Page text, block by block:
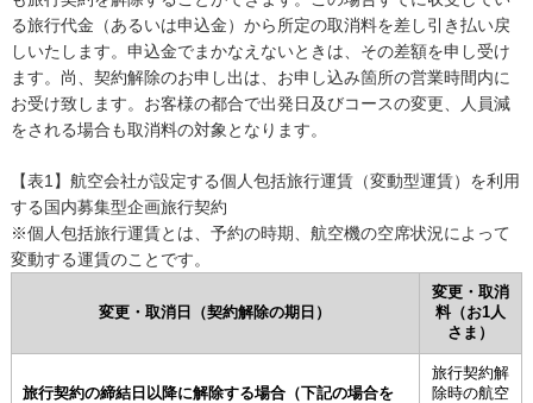
る旅行代金（あるいは申込金）から所定の取消料を差し引き払い戻
しいたします。申込金でまかなえないときは、その差額を申し受け
ます。尚、契約解除のお申し出は、お申し込み箇所の営業時間内に
お受け致します。お客様の都合で出発日及びコースの変更、人員減
をされる場合も取消料の対象となります。
【表1】航空会社が設定する個人包括旅行運賃（変動型運賃）を利用
する国内募集型企画旅行契約
※個人包括旅行運賃とは、予約の時期、航空機の空席状況によって
変動する運賃のことです。
変更・取消日（契約解除の期日）
変更・取消
料（お1人
さま）
旅行契約の締結日以降に解除する場合（下記の場合を
旅行契約解
除時の航空